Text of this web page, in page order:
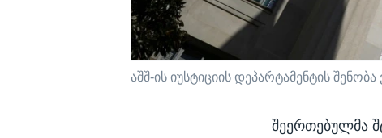
აშშ-ის იუსტიციის დეპარტამენტის შენობა
შეერთებულმა